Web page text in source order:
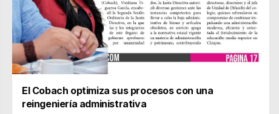
El Cobach optimiza sus procesos con una
reingeniería administrativa